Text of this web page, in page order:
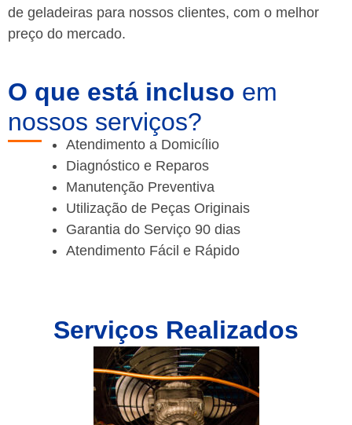
de geladeiras para nossos clientes, com o melhor
preço do mercado.
O que está incluso em
nossos serviços?
Atendimento a Domicílio
Diagnóstico e Reparos
Manutenção Preventiva
Utilização de Peças Originais
Garantia do Serviço 90 dias
Atendimento Fácil e Rápido
Serviços Realizados